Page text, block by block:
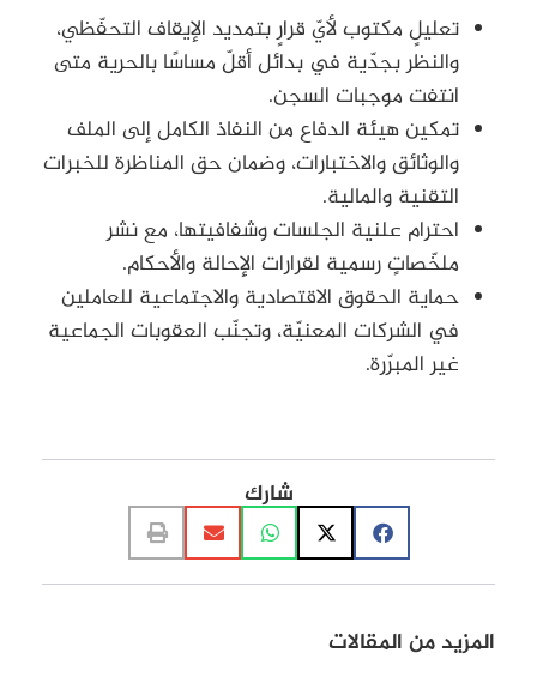
تعليلٍ مكتوب لأيّ قرارٍ بتمديد الإيقاف التحفّظي،
والنظر بجدّية في بدائل أقلّ مساسًا بالحرية متى
انتفت موجبات السجن.
تمكين هيئة الدفاع من النفاذ الكامل إلى الملف
والوثائق والاختبارات، وضمان حق المناظرة للخبرات
التقنية والمالية.
احترام علنية الجلسات وشفافيتها، مع نشر
ملخّصاتٍ رسمية لقرارات الإحالة والأحكام.
حماية الحقوق الاقتصادية والاجتماعية للعاملين
في الشركات المعنيّة، وتجنّب العقوبات الجماعية
غير المبرّرة.
شارك
المزيد من المقالات